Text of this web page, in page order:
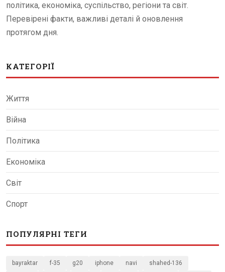
політика, економіка, суспільство, регіони та світ.
Перевірені факти, важливі деталі й оновлення
протягом дня.
КАТЕГОРІЇ
Життя
Війна
Політика
Економіка
Світ
Спорт
ПОПУЛЯРНІ ТЕГИ
bayraktar f-35 g20 iphone navi shahed-136